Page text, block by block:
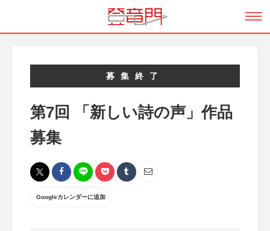
募集終了
第7回 「新しい詩の声」作品
募集
Googleカレンダーに追加